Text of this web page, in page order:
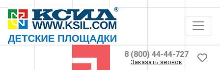
8 (800) 44-44-727
Заказать звонок